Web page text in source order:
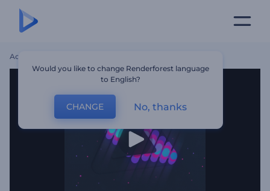
Accueil
Would you like to change Renderforest language
to English?
CHANGE No, thanks